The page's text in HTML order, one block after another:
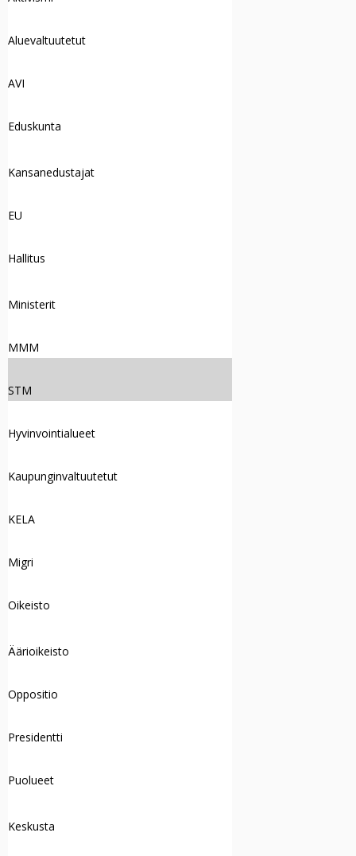
Aluevaltuutetut
AVI
Eduskunta
Kansanedustajat
EU
Hallitus
Ministerit
MMM
STM
Hyvinvointialueet
Kaupunginvaltuutetut
KELA
Migri
Oikeisto
Äärioikeisto
Oppositio
Presidentti
Puolueet
Keskusta